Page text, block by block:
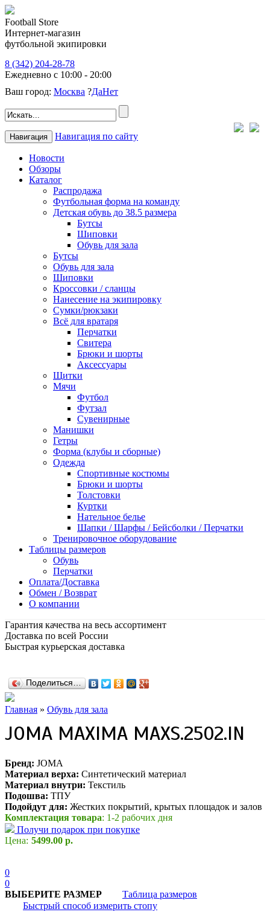
Football Store
Интернет-магазин
футбольной экипировки
8 (342) 204-28-78
Ежедневно с 10:00 - 20:00
Ваш город: Москва ?ДаНет
Навигация Навигация по сайту
Новости
Обзоры
Каталог
Распродажа
Футбольная форма на команду
Детская обувь до 38.5 размера
Бутсы
Шиповки
Обувь для зала
Бутсы
Обувь для зала
Шиповки
Кроссовки / сланцы
Нанесение на экипировку
Сумки/рюкзаки
Всё для вратаря
Перчатки
Cвитера
Брюки и шорты
Аксессуары
Щитки
Мячи
Футбол
Футзал
Сувенирные
Манишки
Гетры
Форма (клубы и сборные)
Одежда
Спортивные костюмы
Брюки и шорты
Толстовки
Куртки
Нательное белье
Шапки / Шарфы / Бейсболки / Перчатки
Тренировочное оборудование
Таблицы размеров
Обувь
Перчатки
Оплата/Доставка
Обмен / Возврат
О компании
Гарантия качества на весь ассортимент
Доставка по всей России
Быстрая курьерская доставка
Поделиться…
Главная » Обувь для зала
JOMA MAXIMA MAXS.2502.IN
Бренд: JOMA
Материал верха: Синтетический материал
Материал внутри: Текстиль
Подошва: ТПУ
Подойдут для: Жестких покрытий, крытых площадок и залов
Комплектация товара: 1-2 рабочих дня
Получи подарок при покупке
Цена: 5499.00 р.
0
0
ВЫБЕРИТЕ РАЗМЕР
Таблица размеров
Быстрый способ измерить стопу